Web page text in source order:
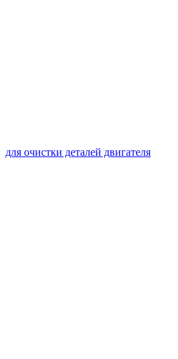
для очистки деталей двигателя